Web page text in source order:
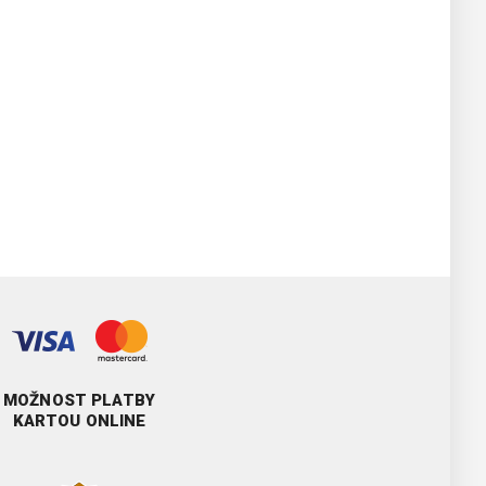
MOŽNOST PLATBY
KARTOU ONLINE